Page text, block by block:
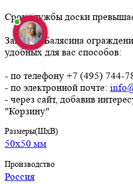
Срок службы доски
Заказать Балясина
удобных для вас способов:
- по телефону +7 (495) 744-
- по электронной почте:
- через сайт, добавив
"Корзину"
Размеры(ШхВ)
50х50 мм
Производство
Россия